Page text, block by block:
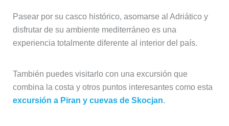
Pasear por su casco histórico, asomarse al Adriático y
disfrutar de su ambiente mediterráneo es una
experiencia totalmente diferente al interior del país.
También puedes visitarlo con una excursión que
combina la costa y otros puntos interesantes como esta
excursión a Piran y cuevas de Skocjan.